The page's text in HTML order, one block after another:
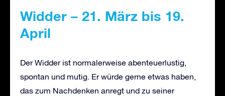
Widder – 21. März bis 19.
April
Der Widder ist normalerweise abenteuerlustig,
spontan und mutig. Er würde gerne etwas haben,
das zum Nachdenken anregt und zu seiner